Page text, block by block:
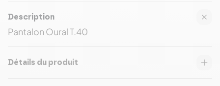
Description
Pantalon Oural T.40
Détails du produit